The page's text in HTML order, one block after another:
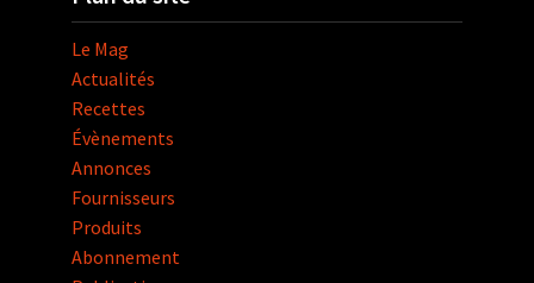
Le Mag
Actualités
Recettes
Évènements
Annonces
Fournisseurs
Produits
Abonnement